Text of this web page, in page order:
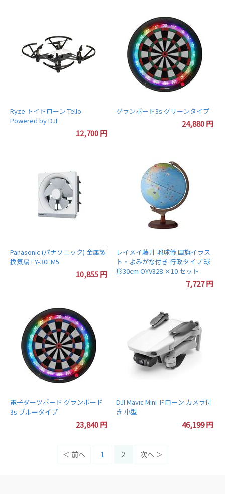
Ryze トイドローン Tello
Powered by DJI
12,700円
グランボード3s グリーンタイプ
24,880 円
Panasonic (パナソニック) 金属製
換気扇 FY-30EM5
10,855円
レイメイ藤井 地球儀 国旗イラス
ト・よみがな付き 行政タイプ 球
形30cm OYV328 ×10 セット
7,727 円
電子ダーツボード グランボード
3s ブルータイプ
23,840円
DJI Mavic Mini ドローン カメラ付
き 小型
46,199 円
＜ 前へ 1 2 次へ ＞